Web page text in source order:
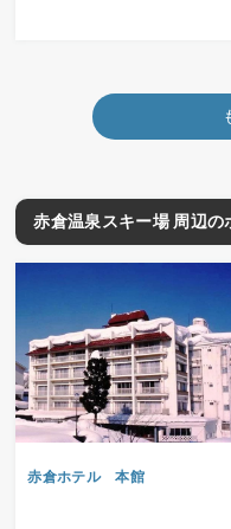
赤倉温泉スキー場 周辺の
赤倉ホテル 本館